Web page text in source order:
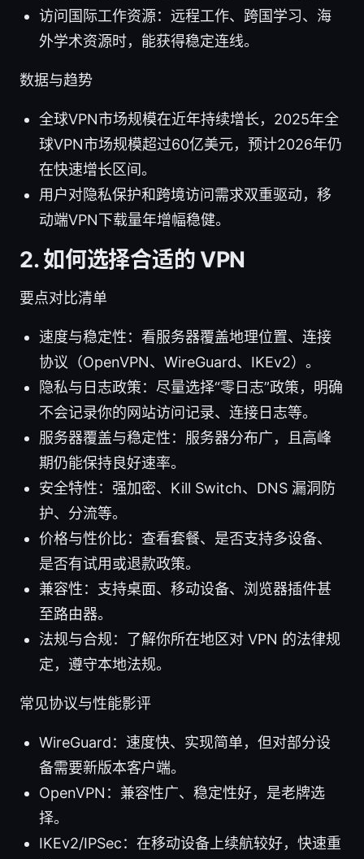
访问国际工作资源：远程工作、跨国学习、海
外学术资源时，能获得稳定连线。
数据与趋势
全球VPN市场规模在近年持续增长，2025年全
球VPN市场规模超过60亿美元，预计2026年仍
在快速增长区间。
用户对隐私保护和跨境访问需求双重驱动，移
动端VPN下载量年增幅稳健。
2. 如何选择合适的 VPN
要点对比清单
速度与稳定性：看服务器覆盖地理位置、连接
协议（OpenVPN、WireGuard、IKEv2）。
隐私与日志政策：尽量选择“零日志”政策，明确
不会记录你的网站访问记录、连接日志等。
服务器覆盖与稳定性：服务器分布广，且高峰
期仍能保持良好速率。
安全特性：强加密、Kill Switch、DNS 漏洞防
护、分流等。
价格与性价比：查看套餐、是否支持多设备、
是否有试用或退款政策。
兼容性：支持桌面、移动设备、浏览器插件甚
至路由器。
法规与合规：了解你所在地区对 VPN 的法律规
定，遵守本地法规。
常见协议与性能影评
WireGuard：速度快、实现简单，但对部分设
备需要新版本客户端。
OpenVPN：兼容性广、稳定性好，是老牌选
择。
IKEv2/IPSec：在移动设备上续航较好，快速重